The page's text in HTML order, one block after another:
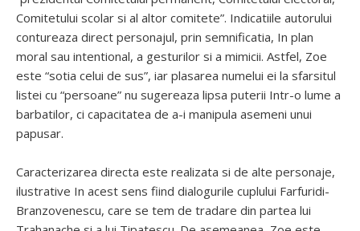
Comitetului scolar si al altor comitete”. Indicatiile autorului
contureaza direct personajul, prin semnificatia, In plan
moral sau intentional, a gesturilor si a mimicii. Astfel, Zoe
este “sotia celui de sus”, iar plasarea numelui ei la sfarsitul
listei cu “persoane” nu sugereaza lipsa puterii Intr-o lume a
barbatilor, ci capacitatea de a-i manipula asemeni unui
papusar.
Caracterizarea directa este realizata si de alte personaje,
ilustrative In acest sens fiind dialogurile cuplului Farfuridi-
Branzovenescu, care se tem de tradare din partea lui